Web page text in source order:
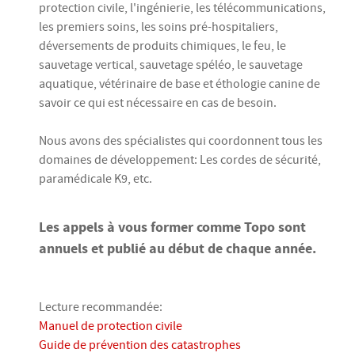
protection civile, l'ingénierie, les télécommunications,
les premiers soins, les soins pré-hospitaliers,
déversements de produits chimiques, le feu, le
sauvetage vertical, sauvetage spéléo, le sauvetage
aquatique, vétérinaire de base et éthologie canine de
savoir ce qui est nécessaire en cas de besoin.
Nous avons des spécialistes qui coordonnent tous les
domaines de développement: Les cordes de sécurité,
paramédicale K9, etc.
Les appels à vous former comme Topo sont
annuels et publié au début de chaque année.
Lecture recommandée:
Manuel de protection civile
Guide de prévention des catastrophes